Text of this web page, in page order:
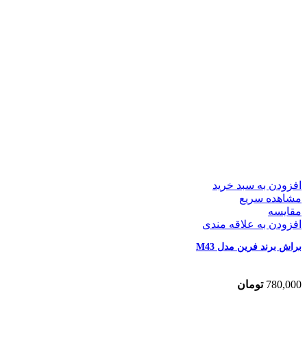
افزودن به سبد خرید
مشاهده سریع
مقایسه
افزودن به علاقه مندی
براش برند فرین مدل M43
780,000 تومان